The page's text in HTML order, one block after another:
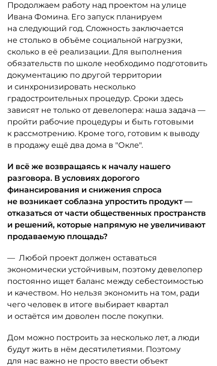
Продолжаем работу над проектом на улице
Ивана Фомина. Его запуск планируем
на следующий год. Сложность заключается
не столько в объёме социальной нагрузки,
сколько в её реализации. Для выполнения
обязательств по школе необходимо подготовить
документацию по другой территории
и синхронизировать несколько
градостроительных процедур. Сроки здесь
зависят не только от девелопера: наша задача —
пройти рабочие процедуры и быть готовыми
к рассмотрению. Кроме того, готовим к выводу
в продажу ещё два дома в "Окле".
И всё же возвращаясь к началу нашего
разговора. В условиях дорогого
финансирования и снижения спроса
не возникает соблазна упростить продукт —
отказаться от части общественных пространств
и решений, которые напрямую не увеличивают
продаваемую площадь?
— Любой проект должен оставаться
экономически устойчивым, поэтому девелопер
постоянно ищет баланс между себестоимостью
и качеством. Но нельзя экономить на том, ради
чего человек в итоге выбирает квартал
и остаётся им доволен после покупки.
Дом можно построить за несколько лет, а люди
будут жить в нём десятилетиями. Поэтому
для нас важно не просто ввести объект